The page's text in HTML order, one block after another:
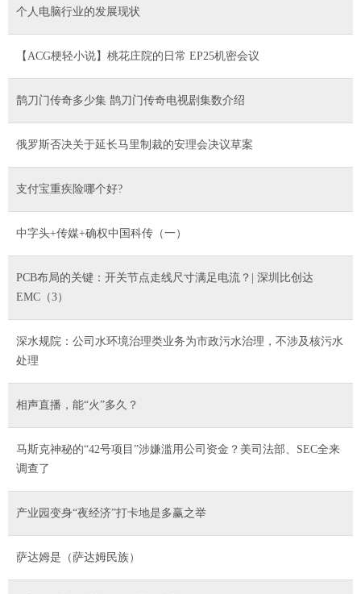
个人电脑行业的发展现状
【ACG梗轻小说】桃花庄院的日常 EP25机密会议
鹊刀门传奇多少集 鹊刀门传奇电视剧集数介绍
俄罗斯否决关于延长马里制裁的安理会决议草案
支付宝重疾险哪个好?
中字头+传媒+确权中国科传（一）
PCB布局的关键：开关节点走线尺寸满足电流？| 深圳比创达
EMC（3）
深水规院：公司水环境治理类业务为市政污水治理，不涉及核污水
处理
相声直播，能“火”多久？
马斯克神秘的“42号项目”涉嫌滥用公司资金？美司法部、SEC全来
调查了
产业园变身“夜经济”打卡地是多赢之举
萨达姆是（萨达姆民族）